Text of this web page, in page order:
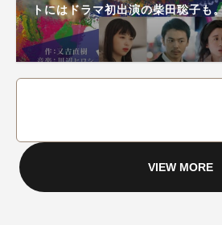
トにはドラマ初出演の柴田聡子も
VIEW MORE